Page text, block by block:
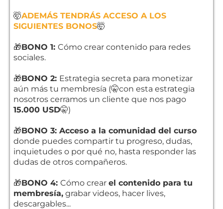
🤯ADEMÁS TENDRÁS ACCESO A LOS
SIGUIENTES BONOS🤯
🎁BONO 1: Cómo crear contenido para redes
sociales.
🎁BONO 2: Estrategia secreta para monetizar
aún más tu membresía (🤫con esta estrategia
nosotros cerramos un cliente que nos pago
15.000 USD🤫)
🎁BONO 3: Acceso a la comunidad del curso
donde puedes compartir tu progreso, dudas,
inquietudes o por qué no, hasta responder las
dudas de otros compañeros.
🎁BONO 4: Cómo crear el contenido para tu
membresía, grabar videos, hacer lives,
descargables...